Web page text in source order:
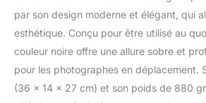
de
garantir la
votre
par son design moderne et élégant, qui
esthétique. Conçu pour être utilisé au
couleur noire offre une allure sobre et
pour les photographes en déplacement.
(36 x 14 x 27 cm) et son poids de 880